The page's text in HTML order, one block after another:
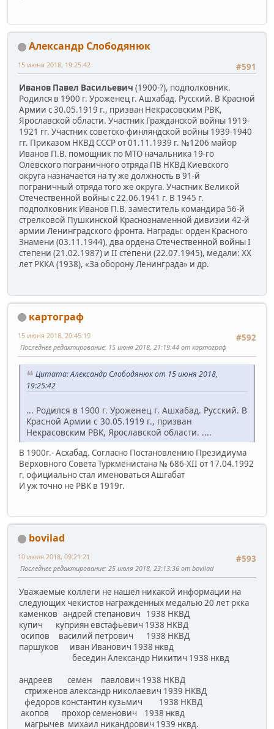
Александр Слободянюк
#591
15 июня 2018, 19:25:42
Иванов Павел Васильевич (1900-?), подполковник.
Родился в 1900 г. Уроженец г. Ашхабад. Русский. В Красной
Армии с 30.05.1919 г., призван Некрасовским РВК,
Ярославской области. Участник Гражданской войны 1919-
1921 гг. Участник советско-финляндской войны 1939-1940
гг. Приказом НКВД СССР от 01.11.1939 г. №1206 майор
Иванов П.В. помощник по МТО начальника 19-го
Олевского пограничного отряда ПВ НКВД Киевского
округа назначается на ту же должность в 91-й
пограничный отряда того же округа. Участник Великой
Отечественной войны с 22.06.1941 г. В 1945 г.
подполковник Иванов П.В. заместитель командира 56-й
стрелковой Пушкинской Краснознаменной дивизии 42-й
армии Ленинградского фронта. Награды: орден Красного
Знамени (03.11.1944), два ордена Отечественной войны I
степени (21.02.1987) и II степени (22.07.1945), медали: ХХ
лет РККА (1938), «За оборону Ленинграда» и др.
картограф
#592
15 июня 2018, 20:45:19
Последнее редактирование: 15 июня 2018, 21:19:44 от картограф
Цитата: Александр Слободянюк от 15 июня 2018,
19:25:42
... Родился в 1900 г. Уроженец г. Ашхабад. Русский. В
Красной Армии с 30.05.1919 г., призван
Некрасовским РВК, Ярославской области. ....
В 1900г.- Асхабад. Согласно Постановлению Президиума
Верховного Совета Туркменистана № 686-XII от 17.04.1992
г. официально стал именоваться Ашгабат
И уж точно не РВК в 1919г.
bovilad
#593
10 июля 2018, 09:21:21
Последнее редактирование: 25 июля 2018, 23:13:36 от bovilad
Уважаемые коллеги не нашел никакой информации на
следующих чекистов награжденных медалью 20 лет ркка
каменков андрей степанович 1938 НКВД
купич куприян евстафьевич 1938 НКВД
осипов василий петрович 1938 НКВД
паршуков иван Иванович 1938 нквд
беседин Александр Никитич 1938 нквд
андреев семен павлович 1938 НКВД
стриженов александр николаевич 1939 НКВД
федоров константин кузьмич 1938 НКВД
акопов прохор семенович 1938 нквд
магрычев михаил никандрович 1939 нквд.